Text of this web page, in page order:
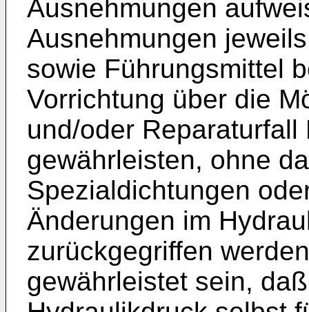
Ausnehmungen
Ausnehmungen
sowie Führungsmittel
Vorrichtung über die
und/oder
gewährleisten, ohne
Spezialdichtungen
Änderungen im
zurückgegriffen
gewährleistet sein,